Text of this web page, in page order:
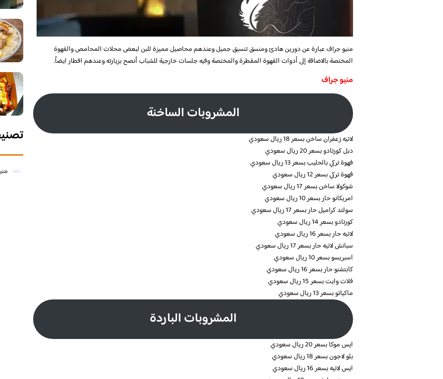
منيو جرافعبارة عن دورين هادئ ومنسق تنسيق جميل وعندهم محاصيل مميزة للبن لبعض محلات المحامص والقهوة
المختصة بالاضافة إلى أدوات القهوة المقطرة والمختصة وفيه جلسات خارجية للشباب أنصح بزيارته وعندهم افطار ايضاً.
منيو جراف
المشروبات الساخنة
لاتيه زعفران ساخن بسعر 18 ريال سعودي
دبل كورتادو بسعر 20 ريال سعودي
فهوة تركي بالحليب بسعر 13 ريال سعودي
قهوة تركي بسعر 12 ريال سعودي
شوكولا ساخن بسعر 17 ريال سعودي
امريكانو حار بسعر 10 ريال سعودي
سولتد كراميل حار بسعر 17 ريال سعودي
كورتادو بسعر 14 ريال سعودي
لاتيه حار بسعر 16 ريال سعودي
سبانش لاتيه حار بسعر 17 ريال سعودي
اسبريسو بسعر 10 ريال سعودي
كابتشنو حار بسعر 16 ريال سعودي
فلات وايت بسعر 15 ريال سعودي
ماكياتو بسعر 13 ريال سعودي
المشروبات الباردة
ايس موكا بسعر 20 ريال سعودي
بلو لاجون بسعر 18 ريال سعودي
ايس لاتيه بسعر 16 ريال سعودي